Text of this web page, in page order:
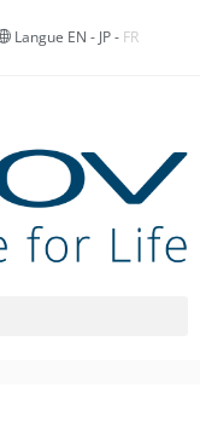
Langue EN - JP- FR